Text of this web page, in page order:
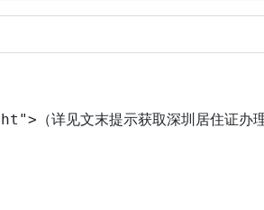
详见文末提示获取深圳居住证办